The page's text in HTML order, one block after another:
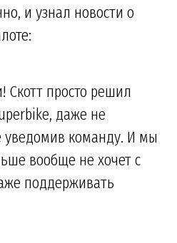
и узнал новости о
Скотт просто решил
даже не
уведомив команду. И мы
вообще не хочет с
поддерживать